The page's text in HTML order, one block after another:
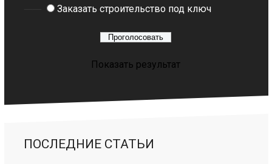
Заказать строительство под ключ
Показать результат
ПОСЛЕДНИЕ СТАТЬИ